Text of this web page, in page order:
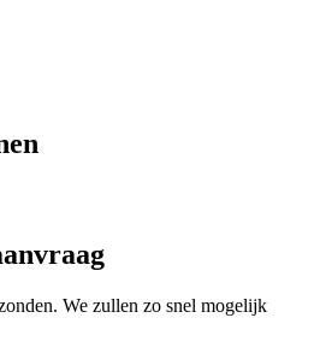
We zullen zo snel mogelijk